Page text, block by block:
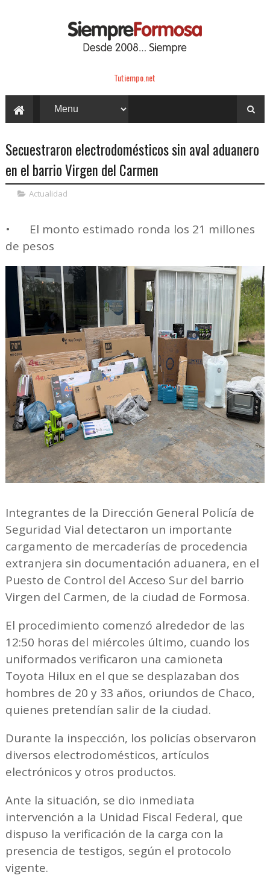
Tutiempo.net
Secuestraron electrodomésticos sin aval aduanero
en el barrio Virgen del Carmen
Actualidad
•
El monto estimado ronda los 21 millones
de pesos
Integrantes de la Dirección General Policía de
Seguridad Vial detectaron un importante
cargamento de mercaderías de procedencia
extranjera sin documentación aduanera, en el
Puesto de Control del Acceso Sur del barrio
Virgen del Carmen, de la ciudad de Formosa.
El procedimiento comenzó alrededor de las
12:50 horas del miércoles último, cuando los
uniformados verificaron una camioneta
Toyota Hilux en el que se desplazaban dos
hombres de 20 y 33 años, oriundos de Chaco,
quienes pretendían salir de la ciudad.
Durante la inspección, los policías observaron
diversos electrodomésticos, artículos
electrónicos y otros productos.
Ante la situación, se dio inmediata
intervención a la Unidad Fiscal Federal, que
dispuso la verificación de la carga con la
presencia de testigos, según el protocolo
vigente.